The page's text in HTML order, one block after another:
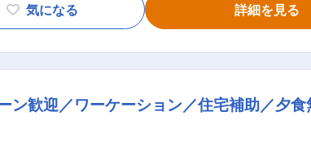
が必要となります。 高精度に管理され、微細な異
手当、育成手当、交替勤務手当、退職金制度な
気になる 詳細を見る
ン歓迎／ワーケーション／住宅補助／夕